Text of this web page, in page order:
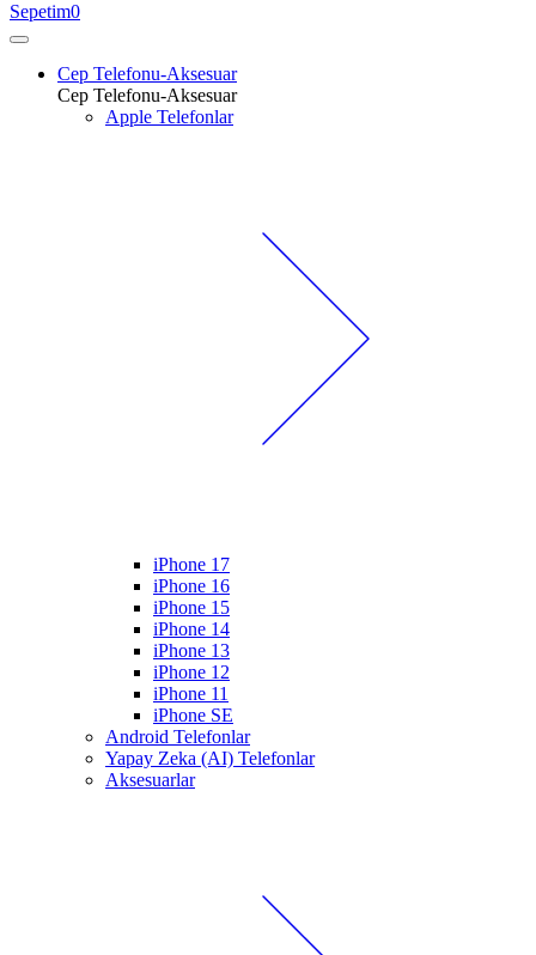
Sepetim0
Cep Telefonu-Aksesuar
Cep Telefonu-Aksesuar
Apple Telefonlar
iPhone 17
iPhone 16
iPhone 15
iPhone 14
iPhone 13
iPhone 12
iPhone 11
iPhone SE
Android Telefonlar
Yapay Zeka (AI) Telefonlar
Aksesuarlar